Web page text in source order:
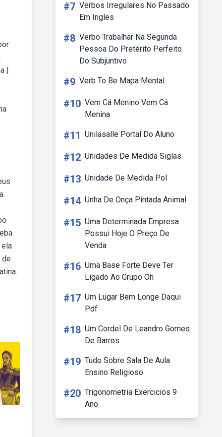
|
de
#7 Verbos Irregulares No Passado
Em Ingles
#8 Verbo Trabalhar Na Segunda
Pessoa Do Pretérito Perfeito
Do Subjuntivo
#9 Verb To Be Mapa Mental
#10 Vem Cá Menino Vem Cá
Menina
#11 Unilasalle Portal Do Aluno
#12 Unidades De Medida Siglas
#13 Unidade De Medida Pol
#14 Unha De Onça Pintada Animal
#15 Uma Determinada Empresa
Possui Hoje O Preço De
Venda
#16 Uma Base Forte Deve Ter
Ligado Ao Grupo Oh
#17 Um Lugar Bem Longe Daqui
Pdf
#18 Um Cordel De Leandro Gomes
De Barros
#19 Tudo Sobre Sala De Aula
Ensino Religioso
#20 Trigonometria Exercicios 9
Ano